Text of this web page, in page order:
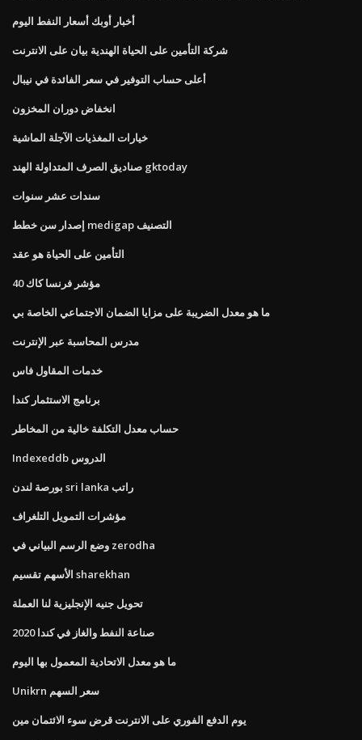
أخبار أوبك أسعار النفط اليوم
شركة التأمين على الحياة الهندية بيان على الانترنت
أعلى حساب التوفير في سعر الفائدة في نيبال
انخفاض دوران المخزون
خيارات المغذيات الآجلة الماشية
صناديق الصرف المتداولة الهند gktoday
سندات عشر سنوات
إصدار سن خطط medigap التصنيف
التأمين على الحياة هو عقد
مؤشر فرنسا كاك 40
ما هو معدل الضريبة على مزايا الضمان الاجتماعي الخاصة بي
مدرس المحاسبة عبر الإنترنت
خدمات المقاول فاس
برنامج الاستثمار كندا
حساب معدل التكلفة خالية من المخاطر
Indexeddb الدروس
بورصة لندن sri lanka راتب
مؤشرات التمويل التلغراف
وضع الرسم البياني في zerodha
الأسهم تقسيم sharekhan
تحويل جنيه الإنجليزية لنا العملة
صناعة النفط والغاز في كندا 2020
ما هو معدل الاتحادية المعمول بها اليوم
Unikrn سعر السهم
يوم الدفع الفوري على الانترنت قرض سوء الائتمان مين